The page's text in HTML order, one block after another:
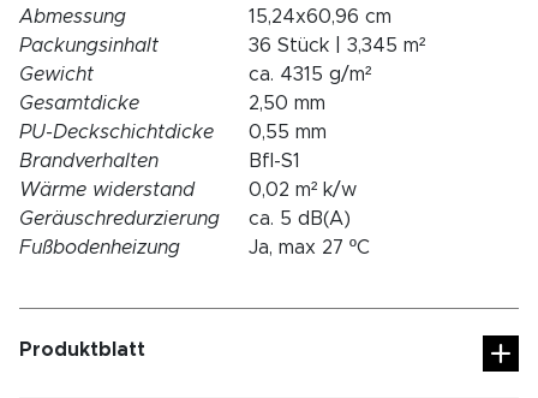
Abmessung
15,24x60,96 cm
Packungsinhalt
36 Stück | 3,345 m²
Gewicht
ca. 4315 g/m²
Gesamtdicke
2,50 mm
PU-Deckschichtdicke
0,55 mm
Brandverhalten
Bfl-S1
Wärme widerstand
0,02 m² k/w
Geräuschredurzierung
ca. 5 dB(A)
Fußbodenheizung
Ja, max 27 ºC
Produktblatt